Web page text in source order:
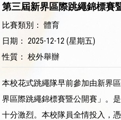
第三屆新界區際跳繩錦標賽
比賽類別： 體育
日期： 2025-12-12 (星期五)
性質： 校外舉辦
本校花式跳繩隊早前參加由新界
界區際跳繩錦標賽暨公開賽」。
十分激烈。本校隊員全情投入，